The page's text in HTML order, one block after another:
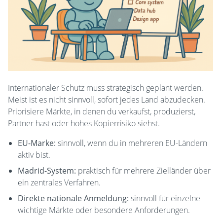
Internationaler Schutz muss strategisch geplant werden.
Meist ist es nicht sinnvoll, sofort jedes Land abzudecken.
Priorisiere Märkte, in denen du verkaufst, produzierst,
Partner hast oder hohes Kopierrisiko siehst.
EU-Marke: sinnvoll, wenn du in mehreren EU-Ländern
aktiv bist.
Madrid-System: praktisch für mehrere Zielländer über
ein zentrales Verfahren.
Direkte nationale Anmeldung: sinnvoll für einzelne
wichtige Märkte oder besondere Anforderungen.